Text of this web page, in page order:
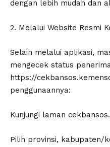
dengan lebih mudah dan
2. Melalui Website Resmi
Selain melalui aplikasi,
mengecek status
https://
penggunaannya:
Kunjungi laman
Pilih provinsi, kabupaten/